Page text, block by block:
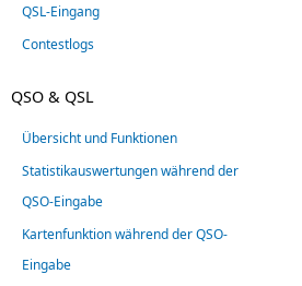
QSL-Eingang
Contestlogs
QSO & QSL
Übersicht und Funktionen
Statistikauswertungen während der
QSO-Eingabe
Kartenfunktion während der QSO-
Eingabe